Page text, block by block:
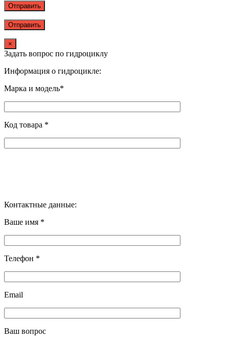
Отправить
×
Задать вопрос по гидроциклу
Информация о гидроцикле:
Марка и модель*
Код товара *
Контактные данные:
Ваше имя *
Телефон *
Email
Ваш вопрос